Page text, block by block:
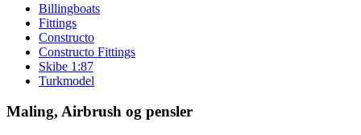
Billingboats
Fittings
Constructo
Constructo Fittings
Skibe 1:87
Turkmodel
Maling, Airbrush og pensler